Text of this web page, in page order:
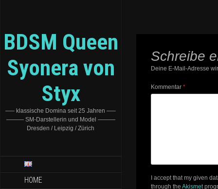
BDSM Queen
Syonera von
Styx
—– klassische Domina seit 25 Jahren —–
——— SM-Darstellerin und Model ———
Dresden / Leipzig / Zürich
HOME
Schreibe
Deine E-Mail-Adresse
Kommentar *
I accept that my given
through the Akismet